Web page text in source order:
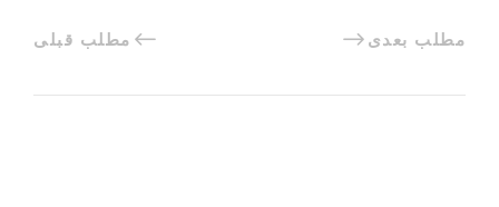
مطلب قبلی مطلب بعدی